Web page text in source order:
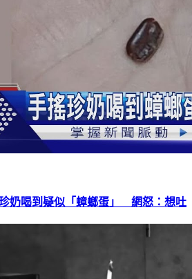
奶喝到疑似「蟑螂蛋」 網怒：想吐